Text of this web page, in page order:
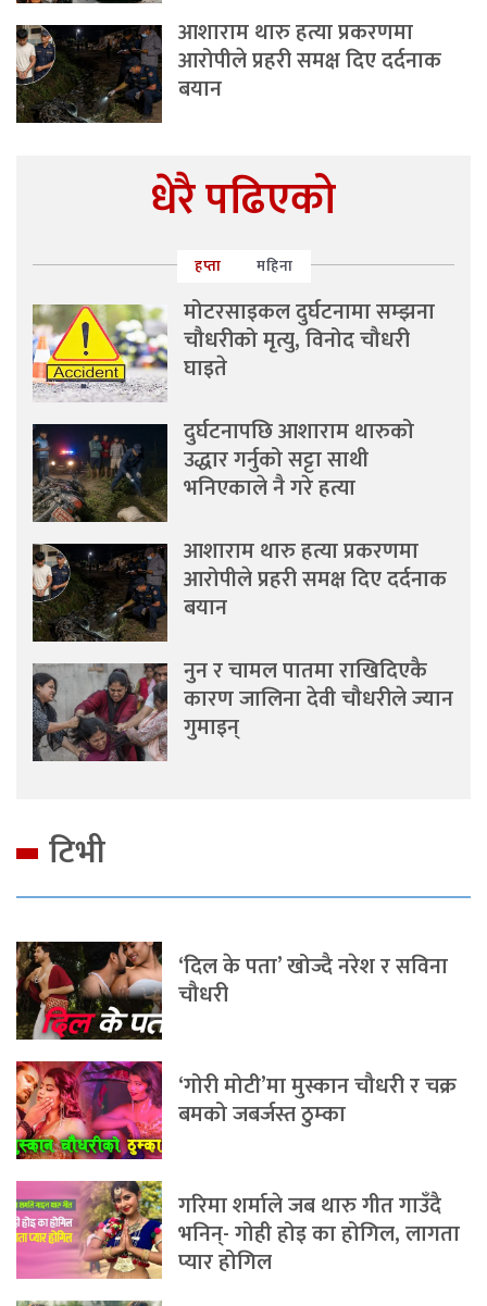
आशाराम थारु हत्या प्रकरणमा
आरोपीले प्रहरी समक्ष दिए दर्दनाक
बयान
धेरै पढिएको
हप्ता महिना
मोटरसाइकल दुर्घटनामा सम्झना
चौधरीको मृत्यु, विनोद चौधरी
घाइते
दुर्घटनापछि आशाराम थारुको
उद्धार गर्नुको सट्टा साथी
भनिएकाले नै गरे हत्या
आशाराम थारु हत्या प्रकरणमा
आरोपीले प्रहरी समक्ष दिए दर्दनाक
बयान
नुन र चामल पातमा राखिदिएकै
कारण जालिना देवी चौधरीले ज्यान
गुमाइन्
टिभी
‘दिल के पता’ खोज्दै नरेश र सविना
चौधरी
‘गोरी मोटी’मा मुस्कान चौधरी र चक्र
बमको जबर्जस्त ठुम्का
गरिमा शर्माले जब थारु गीत गाउँदै
भनिन्- गोही होइ का होगिल, लागता
प्यार होगिल